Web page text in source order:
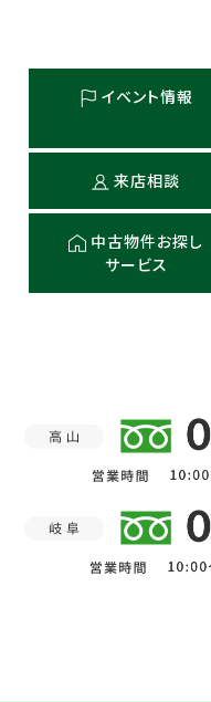
イベント情報
来店相談
中古物件お探し
サービス